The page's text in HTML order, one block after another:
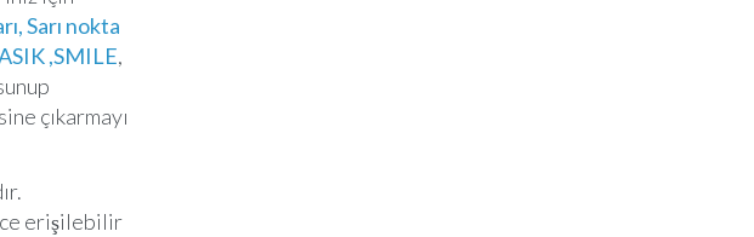
Sarı nokta
,SMILE,
çıkarmayı
erişilebilir